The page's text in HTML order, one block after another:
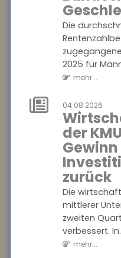
Die
2025 für
mehr...
04.08.2026
der
zurück
Die
mittlerer
zweiten
verbessert.
mehr...
und
Die
1.415
mehr...
04.08.2026